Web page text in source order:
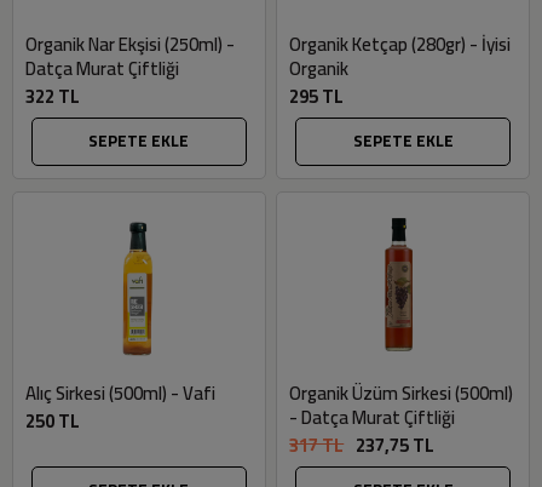
Organik Nar Ekşisi (250ml) -
Datça Murat Çiftliği
322 TL
SEPETE EKLE
Organik Ketçap (280gr) - İyisi
Organik
295 TL
SEPETE EKLE
Alıç Sirkesi (500ml) - Vafi
250 TL
Organik Üzüm Sirkesi (500ml)
- Datça Murat Çiftliği
317 TL 237,75 TL